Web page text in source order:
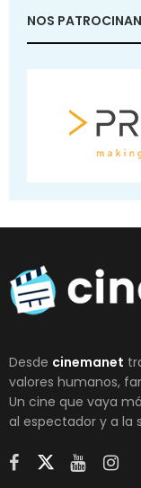
NOS PATROCINAN
Desde cinemanet
valores humanos,
Un cine que vaya
al espectador y a la